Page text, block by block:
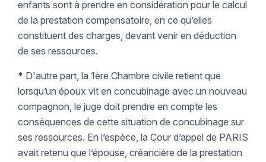
enfants sont à prendre en considération pour le calcul
de la prestation compensatoire, en ce qu’elles
constituent des charges, devant venir en déduction
de ses ressources.
* D'autre part, la 1ère Chambre civile retient que
lorsqu’un époux vit en concubinage avec un nouveau
compagnon, le juge doit prendre en compte les
conséquences de cette situation de concubinage sur
ses ressources. En l’espèce, la Cour d’appel de PARIS
avait retenu que l’épouse, créancière de la prestation